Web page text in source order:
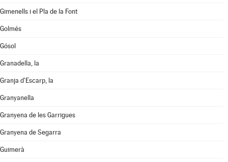
Gimenells i el Pla de la Font
Golmés
Gósol
Granadella, la
Granja d'Escarp, la
Granyanella
Granyena de les Garrigues
Granyena de Segarra
Guimerà